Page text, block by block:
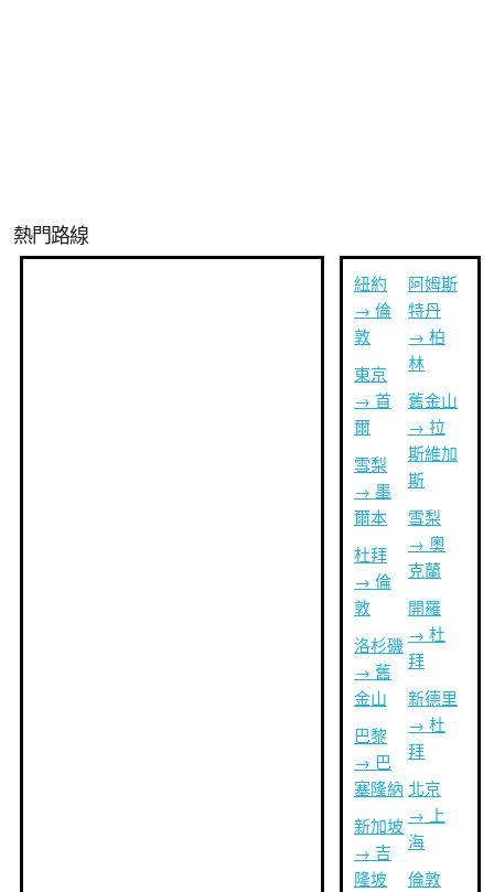
熱門路線
紐約
→ 倫
敦
東京
→ 首
爾
雪梨
→ 墨
爾本
杜拜
→ 倫
敦
洛杉磯
→ 舊
金山
巴黎
→ 巴
塞隆納
新加坡
→ 吉
隆坡
阿姆斯
特丹
→ 柏
林
舊金山
→ 拉
斯維加
斯
雪梨
→ 奧
克蘭
開羅
→ 杜
拜
新德里
→ 杜
拜
北京
→ 上
海
倫敦